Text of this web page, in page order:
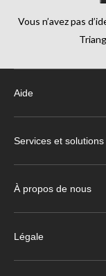
Vous n’avez pas
Aide
Services et solutions
À propos de nous
Légale